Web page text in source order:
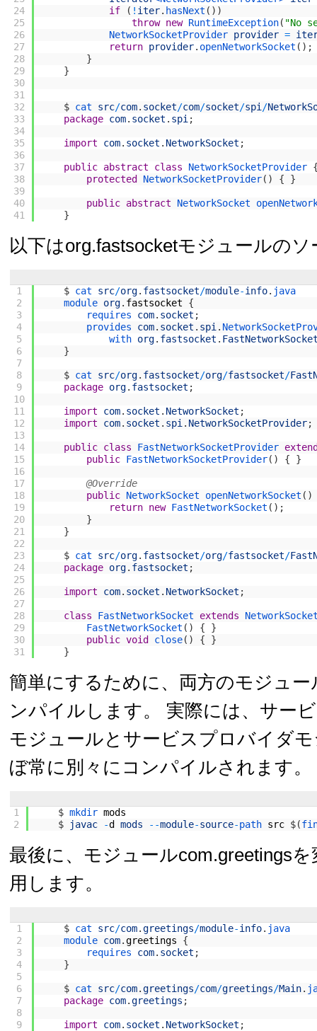
24
25
26
27
28
29
30
31
32
33
34
35
36
37
38
39
40
41
if
( ! iter. hasNext ( ) )
throw new RuntimeException( "No
NetworkSocketProvider provider =
return provider. openNetworkSocket ( ) ;
}
}
$ cat src/com. socket/com/socket/spi /
package com. socket . spi ;
import com. socket . NetworkSocket ;
public abstract class NetworkSocketProvider
protected
NetworkSocketProvider( ) { }
public abstract NetworkSocket
}
以下はorg.fastsocketモジュールの
1
2
3
4
5
6
7
8
9
10
11
12
13
14
15
16
17
18
19
20
21
22
23
24
25
26
27
28
29
30
31
$ cat src/org. fastsocket/module-info. java
module org. fastsocket
{
requires com. socket ;
provides com. socket . spi .
with org. fastsocket .
}
$ cat src/org. fastsocket/org/fastsocket/
package org. fastsocket ;
import com. socket . NetworkSocket ;
import
com. socket . spi . NetworkSocketProvider;
public class FastNetworkSocketProvider
public FastNetworkSocketProvider( ) { }
@Override
public NetworkSocket openNetworkSocket ( )
return new FastNetworkSocket ( ) ;
}
}
$ cat src/org. fastsocket/org/fastsocket/
package org. fastsocket ;
import com. socket . NetworkSocket ;
class FastNetworkSocket extends
FastNetworkSocket ( ) {
}
public void close( ) {
}
}
簡単にするために、両方のモジュ
ンパイルします。 実際には、サー
モジュールとサービスプロバイダ
ぼ常に別々にコンパイルされます。
1
2
$ mkdir mods
$
javac -d mods --module-source-path src $(
最後に、モジュールcom.greetings
用します。
1
2
3
4
5
6
7
8
9
$ cat src/com.greetings/module-info. java
module com.greetings
{
requires com. socket ;
}
$ cat src/com.greetings/com/greetings/Main.
package com.greetings ;
import com. socket . NetworkSocket ;